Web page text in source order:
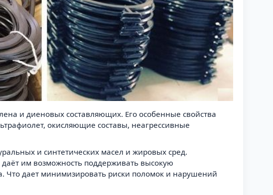
и диеновых составляющих. Его особенные свойства
окисляющие составы, неагрессивные
и синтетических масел и жировых сред.
им возможность поддерживать высокую
Что дает минимизировать риски поломок и нарушений